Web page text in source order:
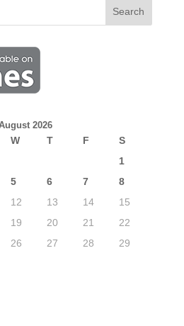
2026
W T F
S
1
5 6 7
8
12 13 14
15
19 20 21
22
26 27 28
29